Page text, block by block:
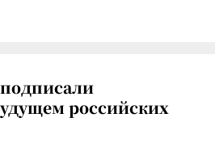
российских